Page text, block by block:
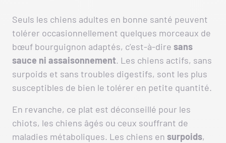
Seuls les chiens adultes en bonne santé peuvent
tolérer occasionnellement quelques morceaux de
bœuf bourguignon adaptés, c’est-à-dire sans
sauce ni assaisonnement. Les chiens actifs, sans
surpoids et sans troubles digestifs, sont les plus
susceptibles de bien le tolérer en petite quantité.
En revanche, ce plat est déconseillé pour les
chiots, les chiens âgés ou ceux souffrant de
maladies métaboliques. Les chiens en surpoids,